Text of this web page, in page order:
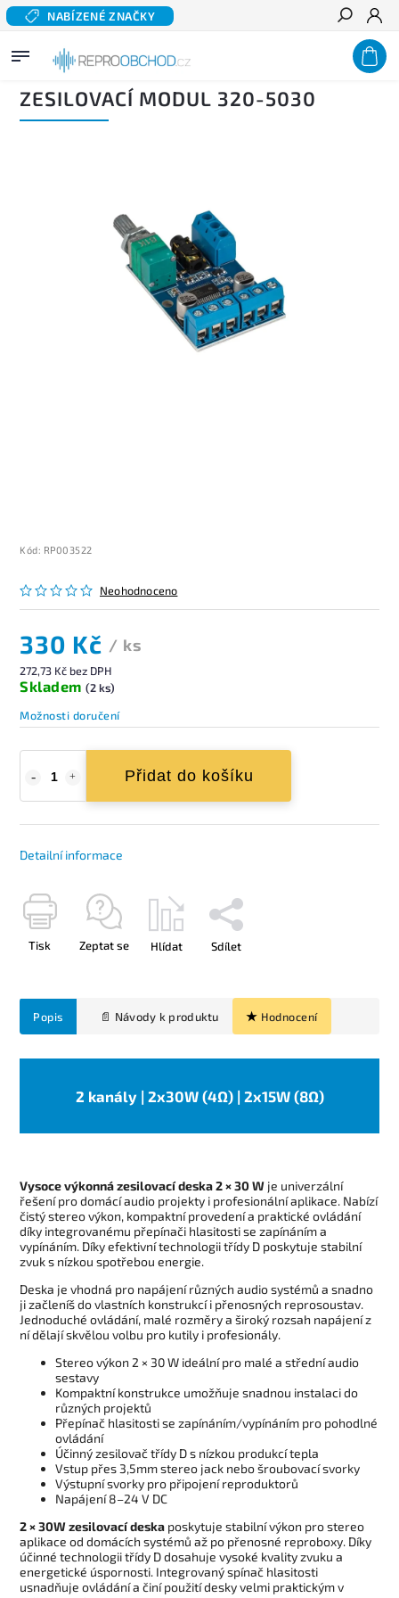
NABÍZENÉ ZNAČKY
Hledat
Domů/ Domácí audio/Zesilovače, receivery a přepínače
Zesilovací
modul 320-5030
ZESILOVACÍ MODUL 320-5030
Kód: RP003522
Neohodnoceno
330 Kč / ks
272,73 Kč bez DPH
Skladem (2 ks)
Možnosti doručení
Přidat do košíku
Detailní informace
Tisk Zeptat se Hlídat Sdílet
Popis Hodnocení
2 kanály | 2x30W (4Ω) | 2x15W (8Ω)
Vysoce výkonná zesilovací deska 2 × 30 W je univerzální
řešení pro domácí audio projekty i profesionální aplikace. Nabízí
čistý stereo výkon, kompaktní provedení a praktické ovládání
díky integrovanému přepínači hlasitosti se zapínáním a
vypínáním. Díky efektivní technologii třídy D poskytuje stabilní
zvuk s nízkou spotřebou energie.
Deska je vhodná pro napájení různých audio systémů a snadno
ji začleníš do vlastních konstrukcí i přenosných reprosoustav.
Jednoduché ovládání, malé rozměry a široký rozsah napájení z
ní dělají skvělou volbu pro kutily i profesionály.
Stereo výkon 2 × 30 W ideální pro malé a střední audio
sestavy
Kompaktní konstrukce umožňuje snadnou instalaci do
různých projektů
Přepínač hlasitosti se zapínáním/vypínáním pro pohodlné
ovládání
Účinný zesilovač třídy D s nízkou produkcí tepla
Vstup přes 3,5mm stereo jack nebo šroubovací svorky
Výstupní svorky pro připojení reproduktorů
Napájení 8–24 V DC
2 × 30W zesilovací deska poskytuje stabilní výkon pro stereo
aplikace od domácích systémů až po přenosné reproboxy. Díky
účinné technologii třídy D dosahuje vysoké kvality zvuku a
energetické úspornosti. Integrovaný spínač hlasitosti
usnadňuje ovládání a činí použití desky velmi praktickým v